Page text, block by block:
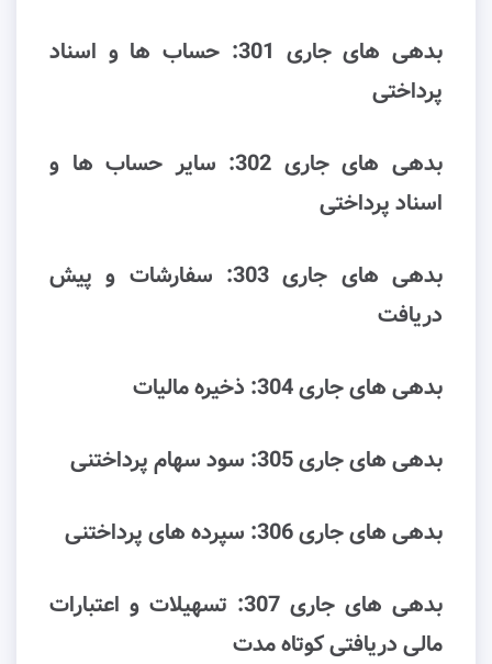
ﺑﺪﻫﯽ ﻫﺎی ﺟﺎری 301: ﺣﺴﺎب ﻫﺎ و اﺳﻨﺎد
ﭘﺮداﺧﺘﯽ
ﺑﺪﻫﯽ ﻫﺎی ﺟﺎری 302: ﺳﺎﯾﺮ ﺣﺴﺎب ﻫﺎ و
اﺳﻨﺎد ﭘﺮداﺧﺘﯽ
ﺑﺪﻫﯽ ﻫﺎی ﺟﺎری 303: ﺳﻔﺎرﺷﺎت و ﭘﯿﺶ
درﯾﺎﻓﺖ
ﺑﺪﻫﯽ ﻫﺎی ﺟﺎری 304: ذﺧﯿﺮه ﻣﺎﻟﯿﺎت
ﺑﺪﻫﯽ ﻫﺎی ﺟﺎری 305: ﺳﻮد ﺳﻬﺎم ﭘﺮداﺧﺘﻨﯽ
ﺑﺪﻫﯽ ﻫﺎی ﺟﺎری 306: ﺳﭙﺮده ﻫﺎی ﭘﺮداﺧﺘﻨﯽ
ﺑﺪﻫﯽ ﻫﺎی ﺟﺎری 307: ﺗﺴﻬﯿﻼت و اﻋﺘﺒﺎرات
ﻣﺎﻟﯽ درﯾﺎﻓﺘﯽ ﮐﻮﺗﺎه ﻣﺪت